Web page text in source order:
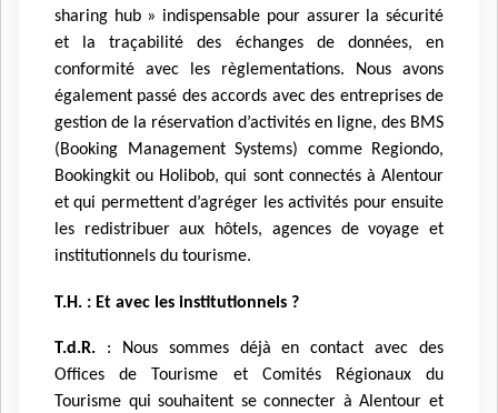
sharing hub » indispensable pour assurer la sécurité
et la traçabilité des échanges de données, en
conformité avec les règlementations. Nous avons
également passé des accords avec des entreprises de
gestion de la réservation d’activités en ligne, des BMS
(Booking Management Systems) comme Regiondo,
Bookingkit ou Holibob, qui sont connectés à Alentour
et qui permettent d’agréger les activités pour ensuite
les redistribuer aux hôtels, agences de voyage et
institutionnels du tourisme.
T.H. : Et avec les institutionnels ?
T.d.R. : Nous sommes déjà en contact avec des
Offices de Tourisme et Comités Régionaux du
Tourisme qui souhaitent se connecter à Alentour et